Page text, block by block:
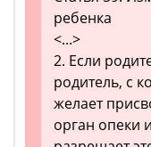
ребенка
<...>
2. Если
родитель, с
желает
орган опеки